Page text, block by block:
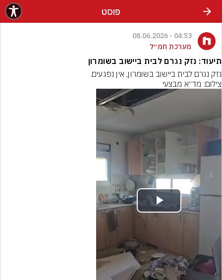
פוסט
04:53 - 08.06.2026
מערכת חמ״ל
תיעוד: נזק נגרם לבית ביישוב בשומרון
נזק נגרם לבית ביישוב בשומרון, אין נפגעים.
צילום: מד״א מבצעי
Play